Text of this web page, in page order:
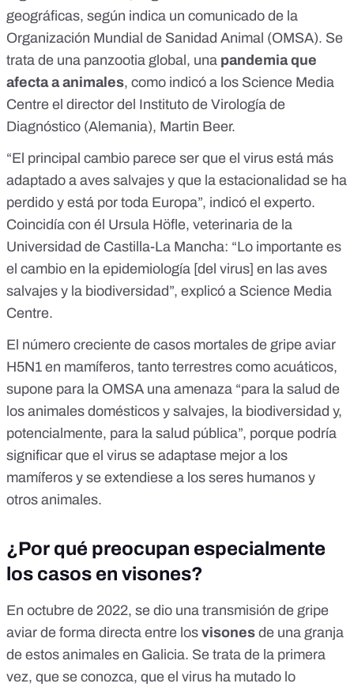
geográficas, según indica un comunicado de la
Organización Mundial de Sanidad Animal (OMSA). Se
trata de una panzootia global, una pandemia que
afecta a animales, como indicó a los Science Media
Centre el director del Instituto de Virología de
Diagnóstico (Alemania), Martin Beer.
“El principal cambio parece ser que el virus está más
adaptado a aves salvajes y que la estacionalidad se ha
perdido y está por toda Europa”, indicó el experto.
Coincidía con él Ursula Höfle, veterinaria de la
Universidad de Castilla-La Mancha: “Lo importante es
el cambio en la epidemiología [del virus] en las aves
salvajes y la biodiversidad”, explicó a Science Media
Centre.
El número creciente de casos mortales de gripe aviar
H5N1 en mamíferos, tanto terrestres como acuáticos,
supone para la OMSA una amenaza “para la salud de
los animales domésticos y salvajes, la biodiversidad y,
potencialmente, para la salud pública”, porque podría
significar que el virus se adaptase mejor a los
mamíferos y se extendiese a los seres humanos y
otros animales.
¿Por qué preocupan especialmente
los casos en visones?
En octubre de 2022, se dio una transmisión de gripe
aviar de forma directa entre los visones de una granja
de estos animales en Galicia. Se trata de la primera
vez, que se conozca, que el virus ha mutado lo